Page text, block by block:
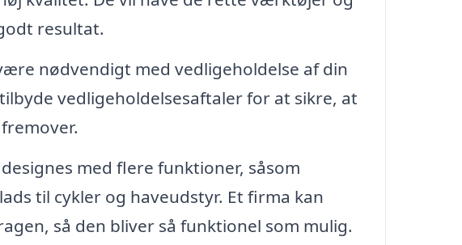
resultat.
nødvendigt med vedligeholdelse af din
vedligeholdelsesaftaler for at sikre, at
med flere funktioner, såsom
til cykler og haveudstyr. Et firma kan
så den bliver så funktionel som mulig.